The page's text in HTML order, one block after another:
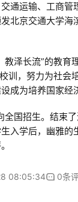
通运输、工商
北京交通大学
泽长流”的教育
训，努力为社会
成为培养国家经
招生。结束了
入学后，幽雅
08:05:34 0条